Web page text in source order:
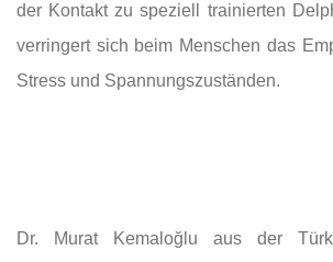
der Kontakt zu speziell trainierten
verringert sich beim Menschen das
Stress und Spannungszuständen.
Dr. Murat Kemaloğlu aus der